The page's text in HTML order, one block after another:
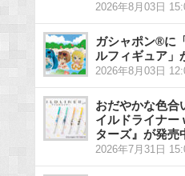
2026年8月03日
ガシャポン®に
ルフィギュア」
2026年8月03日
おだやかな色合
イルドライナー
ターズ』が発売
2026年7月31日